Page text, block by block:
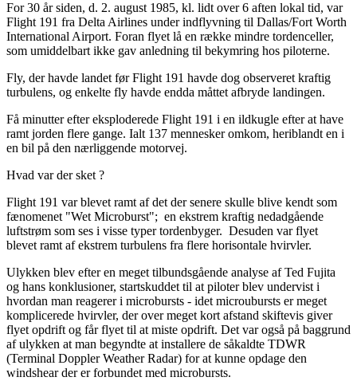
For 30 år siden, d. 2. august 1985, kl. lidt over 6 aften lokal tid, var
Flight 191 fra Delta Airlines under indflyvning til Dallas/Fort Worth
International Airport. Foran flyet lå en række mindre tordenceller,
som umiddelbart ikke gav anledning til bekymring hos piloterne.
Fly, der havde landet før Flight 191 havde dog observeret kraftig
turbulens, og enkelte fly havde endda måttet afbryde landingen.
Få minutter efter eksploderede Flight 191 i en ildkugle efter at have
ramt jorden flere gange. Ialt 137 mennesker omkom, heriblandt en i
en bil på den nærliggende motorvej.
Hvad var der sket ?
Flight 191 var blevet ramt af det der senere skulle blive kendt som
fænomenet "Wet Microburst"; en ekstrem kraftig nedadgående
luftstrøm som ses i visse typer tordenbyger. Desuden var flyet
blevet ramt af ekstrem turbulens fra flere horisontale hvirvler.
Ulykken blev efter en meget tilbundsgående analyse af Ted Fujita
og hans konklusioner, startskuddet til at piloter blev undervist i
hvordan man reagerer i microbursts - idet microubursts er meget
komplicerede hvirvler, der over meget kort afstand skiftevis giver
flyet opdrift og får flyet til at miste opdrift. Det var også på baggrund
af ulykken at man begyndte at installere de såkaldte TDWR
(Terminal Doppler Weather Radar) for at kunne opdage den
windshear der er forbundet med microbursts.